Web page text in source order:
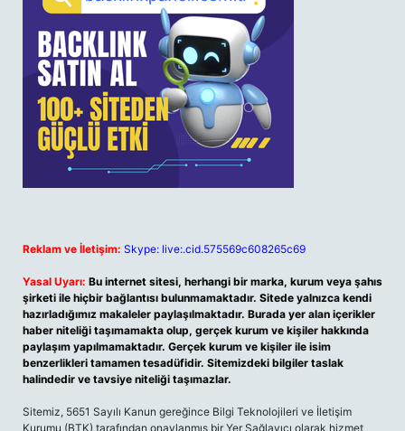
Reklam ve İletişim: Skype: live:.cid.575569c608265c69
Yasal Uyarı: Bu internet sitesi, herhangi bir marka, kurum veya şahıs
şirketi ile hiçbir bağlantısı bulunmamaktadır. Sitede yalnızca kendi
hazırladığımız makaleler paylaşılmaktadır. Burada yer alan içerikler
haber niteliği taşımamakta olup, gerçek kurum ve kişiler hakkında
paylaşım yapılmamaktadır. Gerçek kurum ve kişiler ile isim
benzerlikleri tamamen tesadüfidir. Sitemizdeki bilgiler taslak
halindedir ve tavsiye niteliği taşımazlar.
Sitemiz, 5651 Sayılı Kanun gereğince Bilgi Teknolojileri ve İletişim
Kurumu (BTK) tarafından onaylanmış bir Yer Sağlayıcı olarak hizmet